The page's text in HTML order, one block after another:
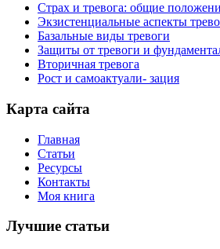
Страх и тревога: общие
Экзистенциальные аспекты
Базальные виды тревоги
Защиты от тревоги и
Вторичная тревога
Рост и самоактуали- зация
Карта сайта
Главная
Статьи
Ресурсы
Контакты
Моя книга
Лучшие статьи